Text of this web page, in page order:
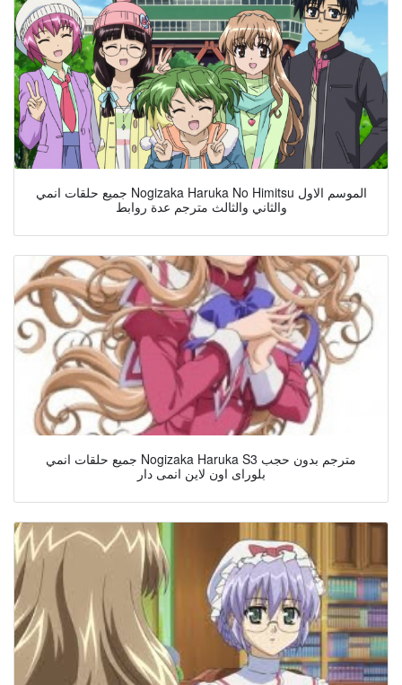
جميع حلقات انمي Nogizaka Haruka No Himitsu الموسم الاول
والثاني والثالث مترجم عدة روابط
جميع حلقات انمي Nogizaka Haruka S3 مترجم بدون حجب
بلوراى اون لاين انمى دار